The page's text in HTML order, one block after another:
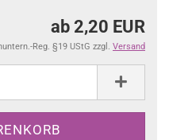
ab 2,20 EUR
Reg. §19 UStG zzgl. Versand